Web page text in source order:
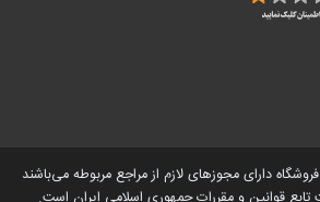
دارای مجوز‌های لازم از مراجع مربوطه می‌باشند